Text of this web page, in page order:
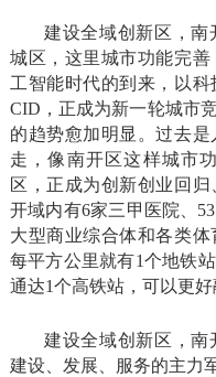
建设全域创新区，南
城区，这里城市功能完
工智能时代的到来，以
CID，正成为新一轮城市
的趋势愈加明显。过去
走，像南开区这样城市
区，正成为创新创业回
开域内有6家三甲医院、
大型商业综合体和各类
每平方公里就有1个地铁
通达1个高铁站，可以更
建设全域创新区，南
建设、发展、服务的主力